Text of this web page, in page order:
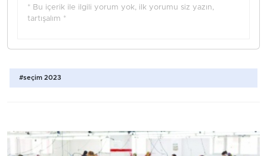
* Bu içerik ile ilgili yorum yok, ilk yorumu siz yazın,
tartışalım *
#seçim 2023